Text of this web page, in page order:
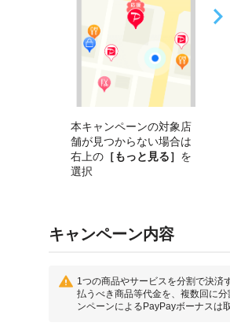
本キャンペーンの対象店
舗が見つからない場合は
右上の ［もっと見る］ を
選択
キャンペーン内容
1つの商品やサービスを分割で決済
払うべき商品等代金を、複数回に
ンペーンによるPayPayボーナスは